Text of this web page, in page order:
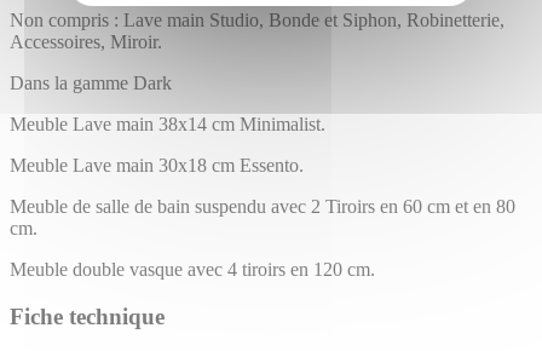
Non compris : Lave main Studio, Bonde et Siphon, Robinetterie,
Accessoires, Miroir.
Dans la gamme Dark
Meuble Lave main 38x14 cm Minimalist.
Meuble Lave main 30x18 cm Essento.
Meuble de salle de bain suspendu avec 2 Tiroirs en 60 cm et en 80
cm.
Meuble double vasque avec 4 tiroirs en 120 cm.
Fiche technique